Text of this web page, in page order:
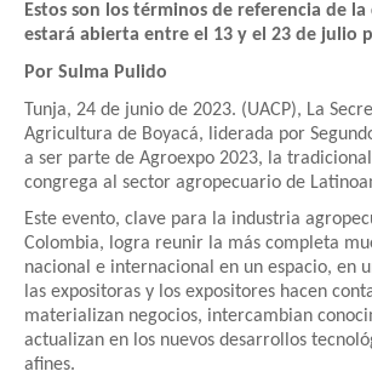
Estos son los términos de referencia de
estará abierta entre el 13 y el 23 de julio
Por Sulma Pulido
Tunja, 24 de junio de 2023. (UACP), La
Agricultura de Boyacá, liderada por
a ser parte de Agroexpo 2023, la
congrega al sector agropecuario de
Este evento, clave para la industria
Colombia, logra reunir la más completa
nacional e internacional en un espacio, en
las expositoras y los expositores hacen
materializan negocios, intercambian
actualizan en los nuevos desarrollos
afines.